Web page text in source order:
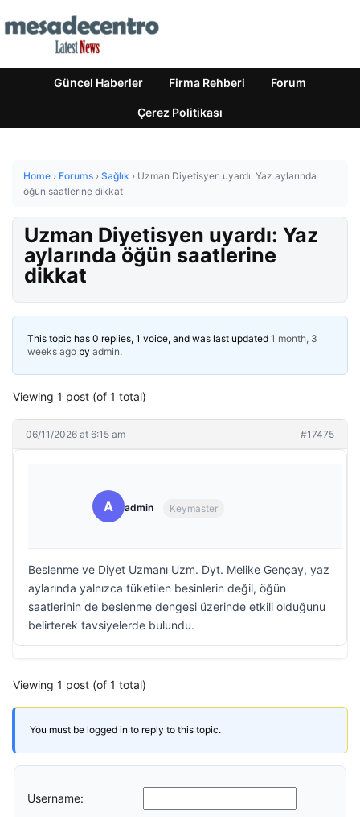
Güncel Haberler Firma Rehberi Forum
Çerez Politikası
Home › Forums › Sağlık › Uzman Diyetisyen uyardı: Yaz aylarında
öğün saatlerine dikkat
Uzman Diyetisyen uyardı: Yaz
aylarında öğün saatlerine
dikkat
This topic has 0 replies, 1 voice, and was last updated 1 month, 3
weeks ago by admin.
Viewing 1 post (of 1 total)
06/11/2026 at 6:15 am #17475
A admin Keymaster
Beslenme ve Diyet Uzmanı Uzm. Dyt. Melike Gençay, yaz
aylarında yalnızca tüketilen besinlerin değil, öğün
saatlerinin de beslenme dengesi üzerinde etkili olduğunu
belirterek tavsiyelerde bulundu.
Viewing 1 post (of 1 total)
You must be logged in to reply to this topic.
Username: